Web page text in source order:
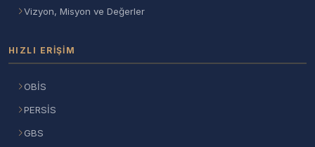
Vizyon, Misyon ve Değerler
HIZLI ERIŞIM
OBİS
PERSİS
GBS